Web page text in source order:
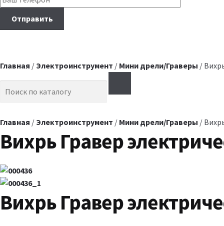
Главная / Электроинструмент / Мини дрели/Граверы /
Search for:
Главная / Электроинструмент / Мини дрели/Граверы /
Вихрь Гравер
Вихрь Гравер